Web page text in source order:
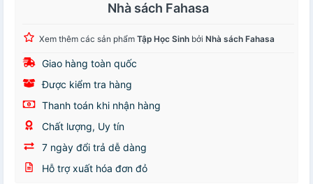
Nhà sách Fahasa
Xem thêm các sản phẩm Tập Học Sinh bởi Nhà sách Fahasa
Giao hàng toàn quốc
Được kiểm tra hàng
Thanh toán khi nhận hàng
Chất lượng, Uy tín
7 ngày đổi trả dễ dàng
Hỗ trợ xuất hóa đơn đỏ